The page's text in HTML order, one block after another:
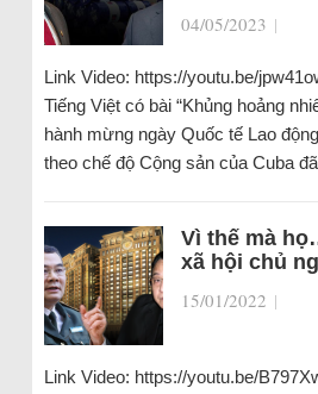
04/05/2023 |
Link Video: https://youtu.be/
Tiếng Việt có bài “Khủng hoảng
hành mừng ngày Quốc tế Lao
theo chế độ Cộng sản của Cuba
Vì thế mà
xã hội chủ
15/01/2022 |
Link Video: https://youtu.be/